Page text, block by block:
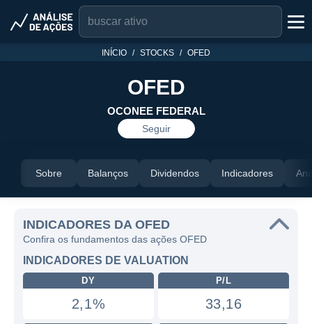
INÍCIO STOCKS OFED
OFED
OCONEE FEDERAL
Seguir
Sobre Balanços Dividendos Indicadores
INDICADORES DA OFED
Confira os fundamentos das ações OFED
INDICADORES DE VALUATION
DY
2,1%
P/L
33,16